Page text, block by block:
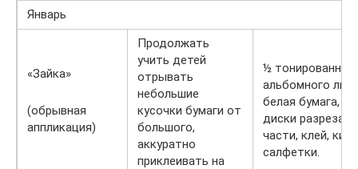
Январь
«Зайка»
(обрывная
аппликация)
Продолжать
учить детей
отрывать
небольшие
кусочки бумаги от
большого,
аккуратно
приклеивать на
½
альбомного
белая бумага,
диски
части, клей,
салфетки.